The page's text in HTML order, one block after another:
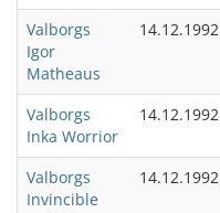
Valborgs
Igor
Matheaus
14.12.1992
Valborgs
Inka Worrior
14.12.1992
Valborgs
Invincible
14.12.1992